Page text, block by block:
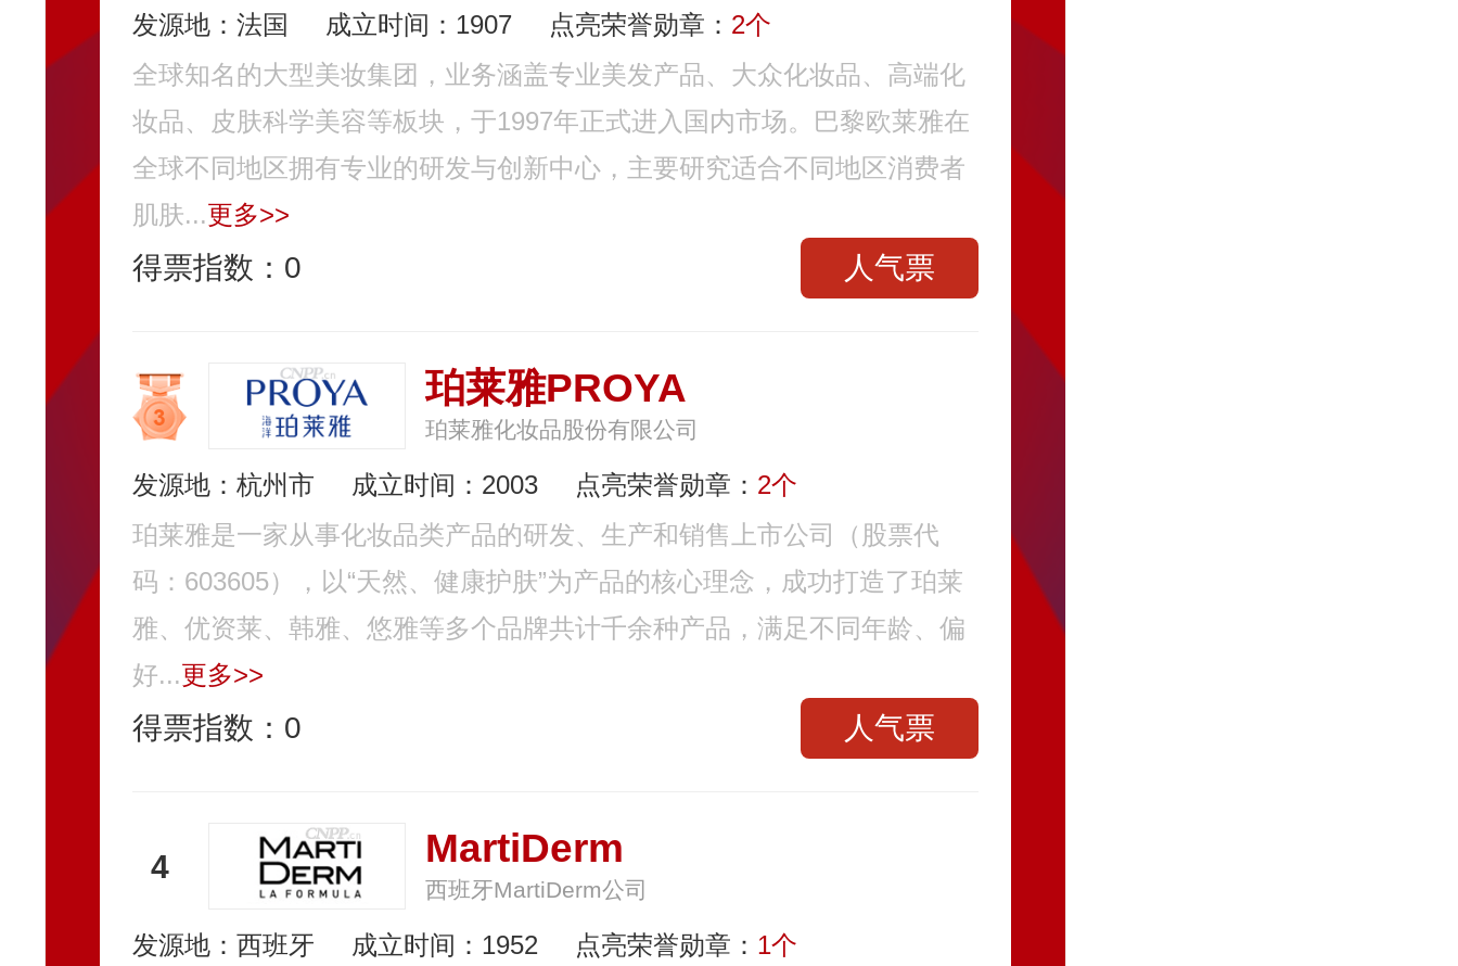
发源地：法国 成立时间：1907 点亮荣誉勋章： 2个
全球知名的大型美妆集团，业务涵盖专业美发产品、大众化妆品、高端化
妆品、皮肤科学美容等板块，于1997年正式进入国内市场。巴黎欧莱雅在
全球不同地区拥有专业的研发与创新中心，主要研究适合不同地区消费者
肌肤...更多>>
得票指数： 0 人气票
珀莱雅PROYA
珀莱雅化妆品股份有限公司
发源地：杭州市 成立时间：2003 点亮荣誉勋章： 2个
珀莱雅是一家从事化妆品类产品的研发、生产和销售上市公司（股票代
码：603605），以“天然、健康护肤”为产品的核心理念，成功打造了珀莱
雅、优资莱、韩雅、悠雅等多个品牌共计千余种产品，满足不同年龄、偏
好...更多>>
得票指数： 0 人气票
4 MartiDerm
西班牙MartiDerm公司
发源地：西班牙 成立时间：1952 点亮荣誉勋章： 1个